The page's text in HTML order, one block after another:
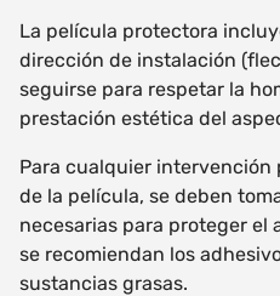
La película protectora
dirección de instalación
seguirse para respetar la
prestación estética del
Para cualquier intervención
de la película, se deben
necesarias para proteger el
se recomiendan los
sustancias grasas.